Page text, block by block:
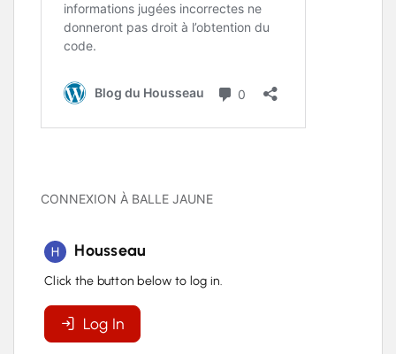
CONNEXION À BALLE JAUNE